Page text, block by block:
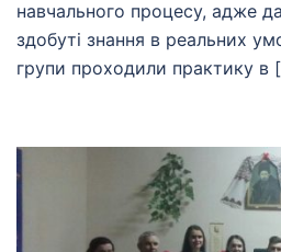
навчального процесу, адже
здобуті знання в реальних
групи проходили практику в